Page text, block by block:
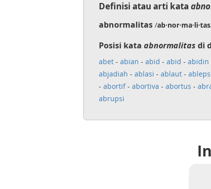
Definisi atau arti kata
abnormalitas/ab·nor·ma·li·tas
Posisi kata abnormalitas di
abet- abian - abid - abid - abidin
abjadiah - ablasi - ablaut-
- abortif- abortiva - abortus -
abrupsi